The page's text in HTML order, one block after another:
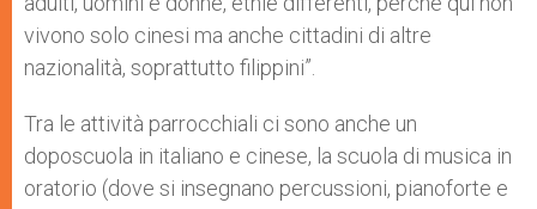
vivono solo cinesi ma anche cittadini di altre
nazionalità, soprattutto filippini”.
Tra le attività parrocchiali ci sono anche un
doposcuola in italiano e cinese, la scuola di musica in
oratorio (dove si insegnano percussioni, pianoforte e